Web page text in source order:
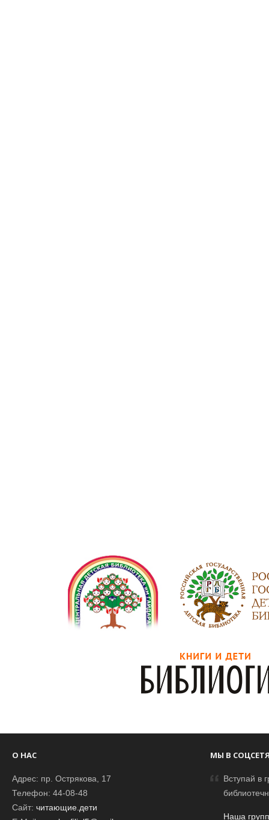
О НАС
Адрес: пр. Острякова, 17
Телефон: 44-08-48
Сайт: читающие.дети
МЫ В
Вступай в
Наша